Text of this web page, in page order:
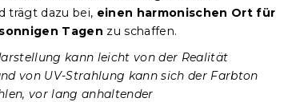
trägt dazu bei, einen harmonischen Ort für
Tagen zu schaffen.
kann leicht von der Realität
von UV-Strahlung kann sich der Farbton
vor lang anhaltender